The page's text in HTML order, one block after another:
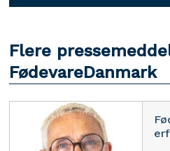
Flere
FødevareDanmark